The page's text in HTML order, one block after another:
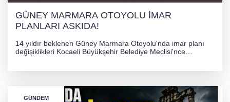
GÜNEY MARMARA OTOYOLU İMAR
PLANLARI ASKIDA!
14 yıldır beklenen Güney Marmara Otoyolu'nda imar planı
değişiklikleri Kocaeli Büyükşehir Belediye Meclisi'nce
GÜNDEM